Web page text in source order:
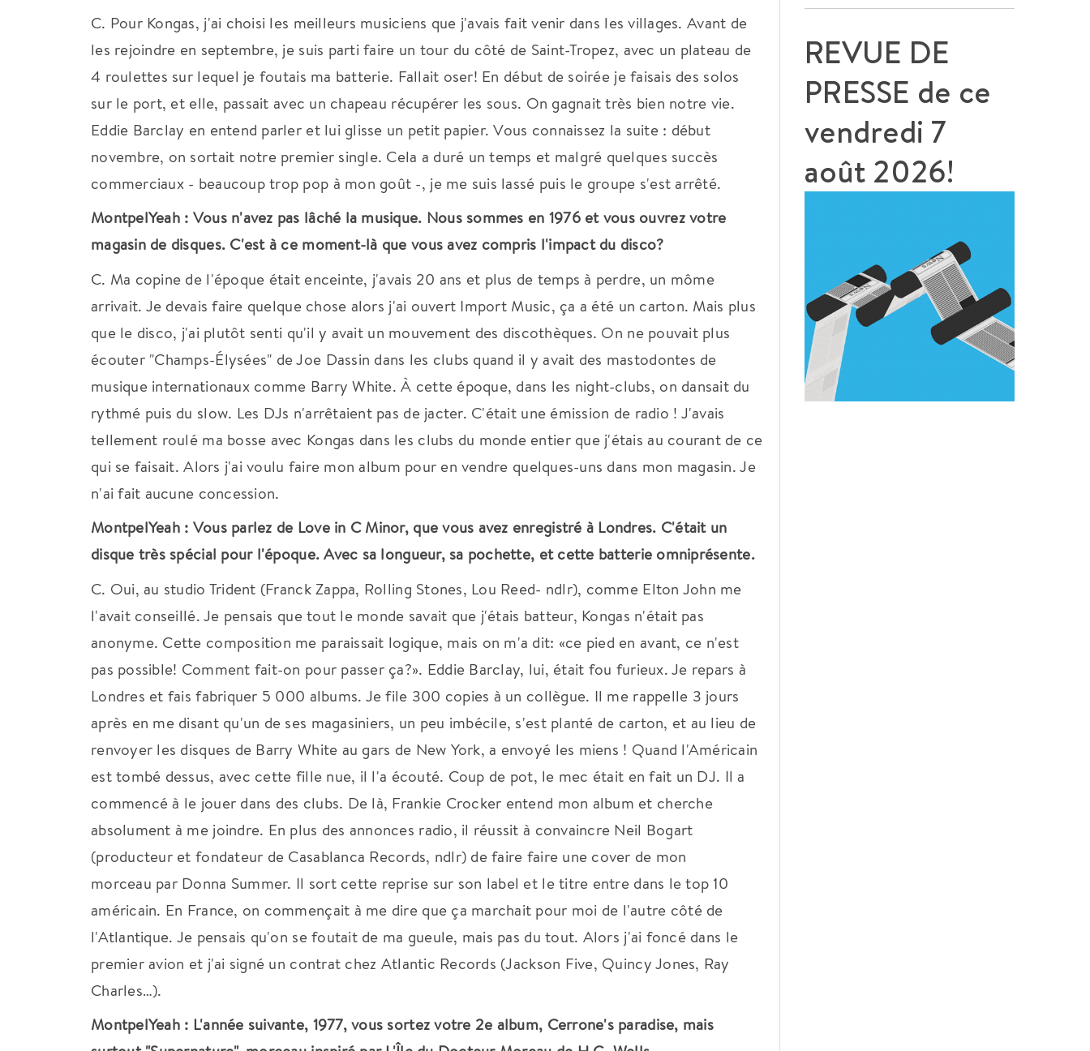
C. Pour Kongas, j'ai choisi les meilleurs musiciens que j'avais fait venir dans les villages. Avant de
les rejoindre en septembre, je suis parti faire un tour du côté de Saint-Tropez, avec un plateau de
4 roulettes sur lequel je foutais ma batterie. Fallait oser! En début de soirée je faisais des solos
sur le port, et elle, passait avec un chapeau récupérer les sous. On gagnait très bien notre vie.
Eddie Barclay en entend parler et lui glisse un petit papier. Vous connaissez la suite : début
novembre, on sortait notre premier single. Cela a duré un temps et malgré quelques succès
commerciaux - beaucoup trop pop à mon goût -, je me suis lassé puis le groupe s'est arrêté.
MontpelYeah : Vous n'avez pas lâché la musique. Nous sommes en 1976 et vous ouvrez votre
magasin de disques. C'est à ce moment-là que vous avez compris l'impact du disco?
C. Ma copine de l'époque était enceinte, j'avais 20 ans et plus de temps à perdre, un môme
arrivait. Je devais faire quelque chose alors j'ai ouvert Import Music, ça a été un carton. Mais plus
que le disco, j'ai plutôt senti qu'il y avait un mouvement des discothèques. On ne pouvait plus
écouter "Champs-Élysées" de Joe Dassin dans les clubs quand il y avait des mastodontes de
musique internationaux comme Barry White. À cette époque, dans les night-clubs, on dansait du
rythmé puis du slow. Les DJs n'arrêtaient pas de jacter. C'était une émission de radio ! J'avais
tellement roulé ma bosse avec Kongas dans les clubs du monde entier que j'étais au courant de ce
qui se faisait. Alors j'ai voulu faire mon album pour en vendre quelques-uns dans mon magasin. Je
n'ai fait aucune concession.
MontpelYeah : Vous parlez de Love in C Minor, que vous avez enregistré à Londres. C'était un
disque très spécial pour l'époque. Avec sa longueur, sa pochette, et cette batterie omniprésente.
C. Oui, au studio Trident (Franck Zappa, Rolling Stones, Lou Reed- ndlr), comme Elton John me
l'avait conseillé. Je pensais que tout le monde savait que j'étais batteur, Kongas n'était pas
anonyme. Cette composition me paraissait logique, mais on m'a dit: «ce pied en avant, ce n'est
pas possible! Comment fait-on pour passer ça?». Eddie Barclay, lui, était fou furieux. Je repars à
Londres et fais fabriquer 5 000 albums. Je file 300 copies à un collègue. Il me rappelle 3 jours
après en me disant qu'un de ses magasiniers, un peu imbécile, s'est planté de carton, et au lieu de
renvoyer les disques de Barry White au gars de New York, a envoyé les miens ! Quand l'Américain
est tombé dessus, avec cette fille nue, il l'a écouté. Coup de pot, le mec était en fait un DJ. Il a
commencé à le jouer dans des clubs. De là, Frankie Crocker entend mon album et cherche
absolument à me joindre. En plus des annonces radio, il réussit à convaincre Neil Bogart
(producteur et fondateur de Casablanca Records, ndlr) de faire faire une cover de mon
morceau par Donna Summer. Il sort cette reprise sur son label et le titre entre dans le top 10
américain. En France, on commençait à me dire que ça marchait pour moi de l'autre côté de
l'Atlantique. Je pensais qu'on se foutait de ma gueule, mais pas du tout. Alors j'ai foncé dans le
premier avion et j'ai signé un contrat chez Atlantic Records (Jackson Five, Quincy Jones, Ray
Charles…).
MontpelYeah : L'année suivante, 1977, vous sortez votre 2e album, Cerrone's paradise, mais
REVUE DE
PRESSE de ce
vendredi 7
août 2026!